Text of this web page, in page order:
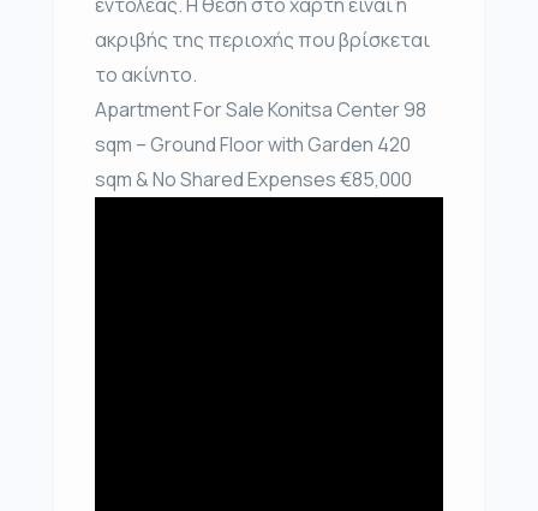
ακριβής της περιοχής που βρίσκεται
το ακίνητο.
Apartment For Sale Konitsa Center 98
sqm – Ground Floor with Garden 420
sqm & No Shared Expenses €85,000